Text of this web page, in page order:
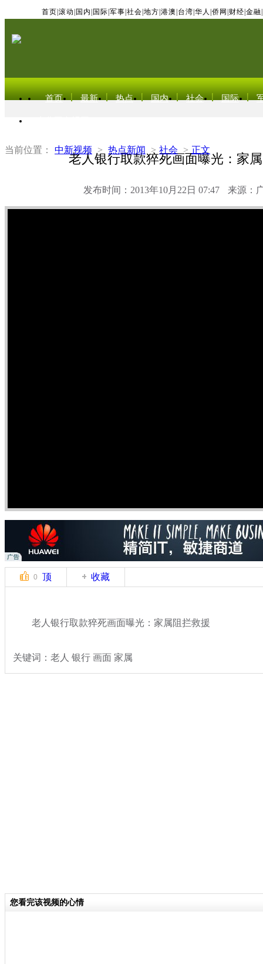
首页 滚动 国内 国际 军事 社会 地方 港澳 台湾 华人 侨网 财经 金融
首页 最新 热点 国内 社会 国际
当前位置： 中新视频 > 热点新闻 > 社会 > 正文
老人银行取款猝死画面曝光：家
发布时间：2013年10月22日 07:47 来源：
0 顶 收藏
老人银行取款猝死画面曝光：家属阻拦救援
关键词：老人 银行 画面 家属
您看完该视频的心情